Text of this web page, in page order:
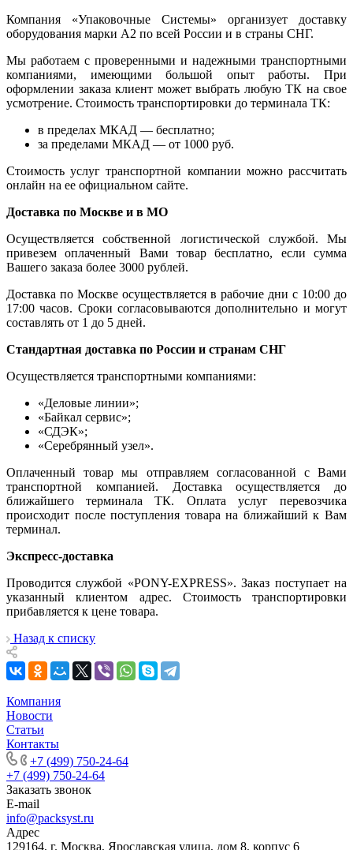
Компания «Упаковочные Системы» организует доставку
оборудования марки А2 по всей России и в страны СНГ.
Мы работаем с проверенными и надежными транспортными
компаниями, имеющими большой опыт работы. При
оформлении заказа клиент может выбрать любую ТК на свое
усмотрение. Стоимость транспортировки до терминала ТК:
в пределах МКАД — бесплатно;
за пределами МКАД — от 1000 руб.
Стоимость услуг транспортной компании можно рассчитать
онлайн на ее официальном сайте.
Доставка по Москве и в МО
Осуществляется собственной логистической службой. Мы
привезем оплаченный Вами товар бесплатно, если сумма
Вашего заказа более 3000 рублей.
Доставка по Москве осуществляется в рабочие дни с 10:00 до
17:00 часов. Сроки согласовываются дополнительно и могут
составлять от 1 до 5 дней.
Стандартная доставка по России и странам СНГ
Осуществляется транспортными компаниями:
«Деловые линии»;
«Байкал сервис»;
«СДЭК»;
«Серебрянный узел».
Оплаченный товар мы отправляем согласованной с Вами
транспортной компанией. Доставка осуществляется до
ближайшего терминала ТК. Оплата услуг перевозчика
происходит после поступления товара на ближайший к Вам
терминал.
Экспресс-доставка
Проводится службой «PONY-EXPRESS». Заказ поступает на
указанный клиентом адрес. Стоимость транспортировки
прибавляется к цене товара.
Назад к списку
Компания
Новости
Статьи
Контакты
+7 (499) 750-24-64
+7 (499) 750-24-64
Заказать звонок
E-mail
info@packsyst.ru
Адрес
129164, г. Москва, Ярославская улица, дом 8, корпус 6